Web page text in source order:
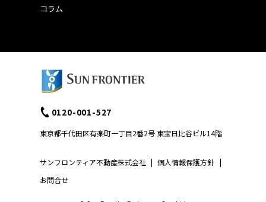
コラム
サンフロンティア不動産株式会社 | 個人情報保護方針 |
お問合せ
0120-001-527
東京都千代田区有楽町一丁目2番2号 東宝日比谷ビル14階